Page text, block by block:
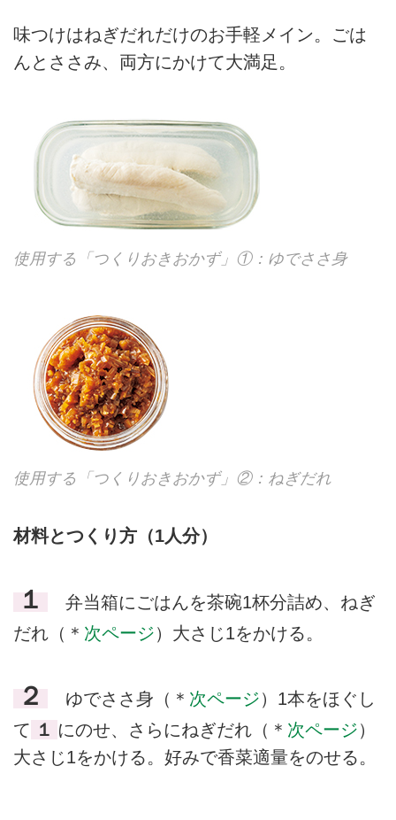
味つけはねぎだれだけのお手軽メイン。ごは
んとささみ、両方にかけて大満足。
使用する「つくりおきおかず」①：ゆでささ身
使用する「つくりおきおかず」②：ねぎだれ
材料とつくり方（1人分）
１
弁当箱にごはんを茶碗1杯分詰め、ねぎ
だれ（＊ 次ページ）大さじ1をかける。
２ ゆでささ身（＊ 次ページ）1本をほぐし
て １ にのせ、さらにねぎだれ（＊ 次ページ）
大さじ1をかける。好みで香菜適量をのせる。